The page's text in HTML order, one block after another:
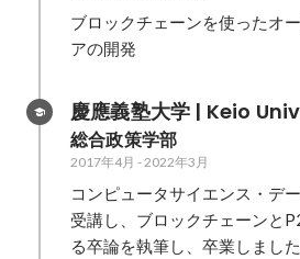
ブロックチェーンを使ったオ
アの開発
慶應義塾大学 | Keio
総合政策学部
2017年4月 - 2022年3月
コンピュータサイエンス・デ
受講し、ブロックチェーンと
る卒論を執筆し、卒業しました